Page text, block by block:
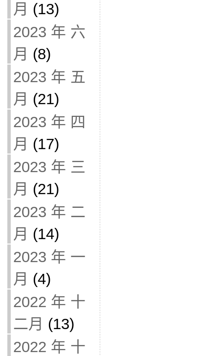
月 (13)
2023 年 六
月 (8)
2023 年 五
月 (21)
2023 年 四
月 (17)
2023 年 三
月 (21)
2023 年 二
月 (14)
2023 年 一
月 (4)
2022 年 十
二月 (13)
2022 年 十